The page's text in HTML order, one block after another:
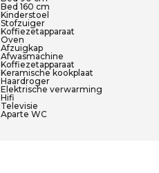
Bed 160 cm
Kinderstoel
Stofzuiger
Koffiezetapparaat
Oven
Afzuigkap
Afwasmachine
Koffiezetapparaat
Keramische kookplaat
Haardroger
Elektrische verwarming
Hifi
Televisie
Aparte WC